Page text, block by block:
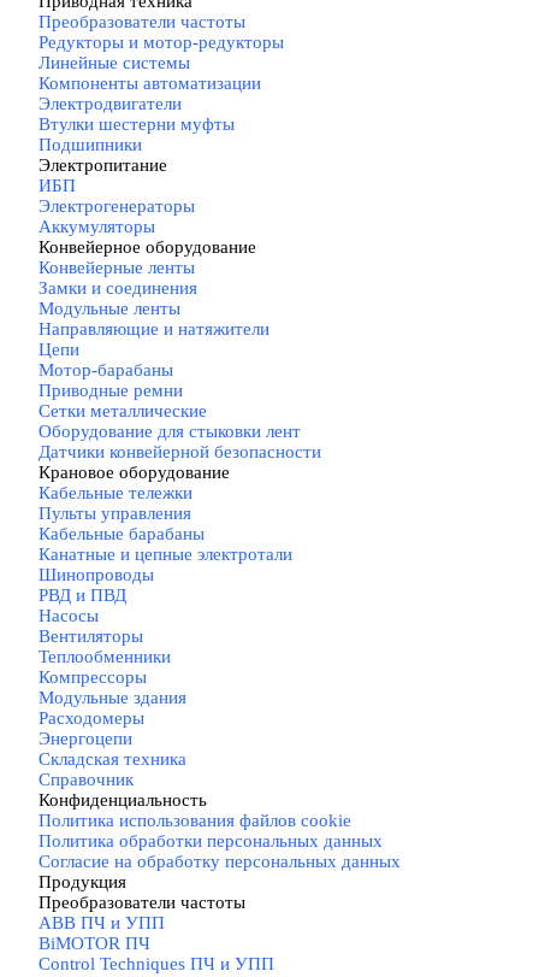
Преобразователи частоты
Редукторы и мотор-редукторы
Линейные системы
Компоненты автоматизации
Электродвигатели
Втулки шестерни муфты
Подшипники
Электропитание
ИБП
Электрогенераторы
Аккумуляторы
Конвейерное оборудование
Конвейерные ленты
Замки и соединения
Модульные ленты
Направляющие и натяжители
Цепи
Мотор-барабаны
Приводные ремни
Сетки металлические
Оборудование для стыковки лент
Датчики конвейерной безопасности
Крановое оборудование
Кабельные тележки
Пульты управления
Кабельные барабаны
Канатные и цепные электротали
Шинопроводы
РВД и ПВД
Насосы
Вентиляторы
Теплообменники
Компрессоры
Модульные здания
Расходомеры
Энергоцепи
Складская техника
Справочник
Конфиденциальность
Политика использования файлов cookie
Политика обработки персональных данных
Согласие на обработку персональных данных
Продукция
Преобразователи частоты
ABB ПЧ и УПП
BiMOTOR ПЧ
Control Techniques ПЧ и УПП